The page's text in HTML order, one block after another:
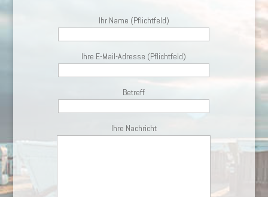
Ihr Name (Pflichtfeld)
Ihre E-Mail-Adresse (Pflichtfeld)
Betreff
Ihre Nachricht